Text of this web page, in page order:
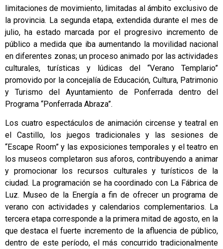
limitaciones de movimiento, limitadas al ámbito exclusivo de
la provincia. La segunda etapa, extendida durante el mes de
julio, ha estado marcada por el progresivo incremento de
público a medida que iba aumentando la movilidad nacional
en diferentes zonas; un proceso animado por las actividades
culturales, turísticas y lúdicas del “Verano Templario”
promovido por la concejalía de Educación, Cultura, Patrimonio
y Turismo del Ayuntamiento de Ponferrada dentro del
Programa “Ponferrada Abraza”.
Los cuatro espectáculos de animación circense y teatral en
el Castillo, los juegos tradicionales y las sesiones de
“Escape Room” y las exposiciones temporales y el teatro en
los museos completaron sus aforos, contribuyendo a animar
y promocionar los recursos culturales y turísticos de la
ciudad. La programación se ha coordinado con La Fábrica de
Luz. Museo de la Energía a fin de ofrecer un programa de
verano con actividades y calendarios complementarios. La
tercera etapa corresponde a la primera mitad de agosto, en la
que destaca el fuerte incremento de la afluencia de público,
dentro de este período, el más concurrido tradicionalmente